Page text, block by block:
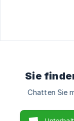
Sie
Chatten Sie